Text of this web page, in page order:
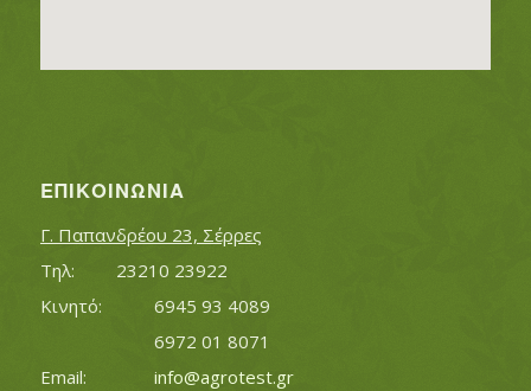
ΕΠΙΚΟΙΝΩΝΊΑ
Γ. Παπανδρέου 23, Σέρρες
Τηλ:		23210 23922
Κινητό:		6945 93 4089
			6972 01 8071
info@agrotest.gr